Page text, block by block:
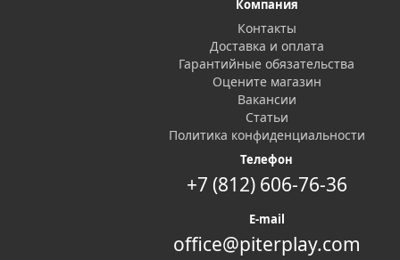
Компания
Контакты
Доставка и оплата
Гарантийные обязательства
Оцените магазин
Вакансии
Статьи
Политика конфиденциальности
Телефон
+7 (812) 606-76-36
E-mail
office@piterplay.com